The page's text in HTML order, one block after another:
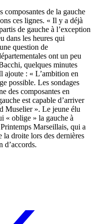
composantes de la gauche
ces lignes. « Il y a déjà
de gauche à l’exception
dans les heures qui
question de
ont un peu
quelques minutes
ajoute : « L’ambition en
possible. Les sondages
des composantes en
est capable d’arriver
Muselier ». Le jeune élu
« oblige » la gauche à
Marseillais, qui a
droite lors des dernières
d’accords.